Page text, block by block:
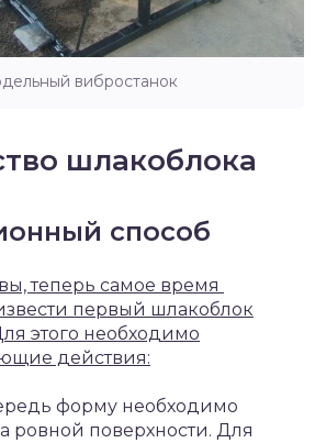
вибростанок
шлакоблока
способ
теперь самое время
первый шлакоблок
этого необходимо
действия:
форму необходимо
ровной поверхности. Для